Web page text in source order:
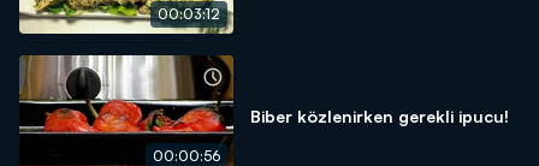
00:03:12
00:00:56
Biber közlenirken gerekli ipucu!